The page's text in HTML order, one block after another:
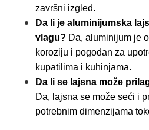
završni izgled.
Da li je aluminijumska
vlagu? Da, aluminijum je
koroziju i pogodan za
kupatilima i kuhinjama.
Da li se lajsna može
Da, lajsna se može seći i
potrebnim dimenzijama